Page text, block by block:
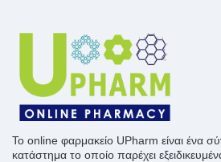
To online φαρμακείο UPharm είναι ένα
κατάστημα το οποίο παρέχει